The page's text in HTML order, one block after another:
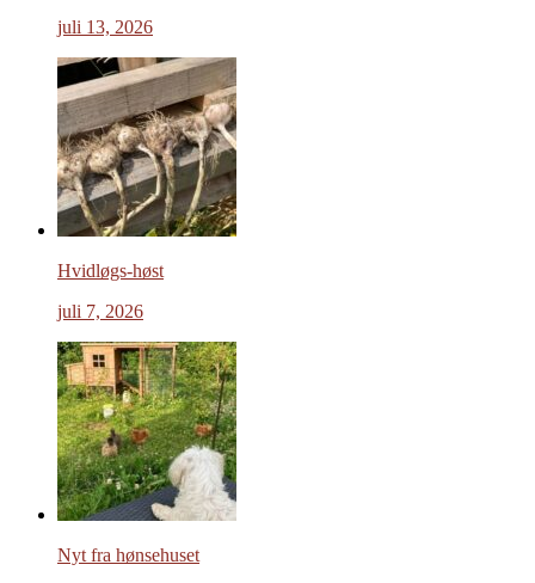
juli 13, 2026
Hvidløgs-høst
juli 7, 2026
Nyt fra hønsehuset